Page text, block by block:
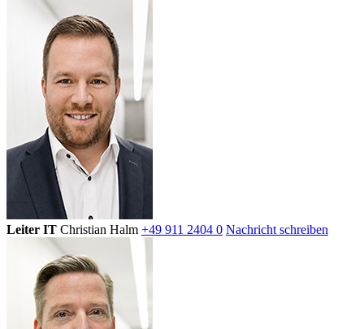
Leiter IT Christian Halm +49 911 2404 0 Nachricht schreiben